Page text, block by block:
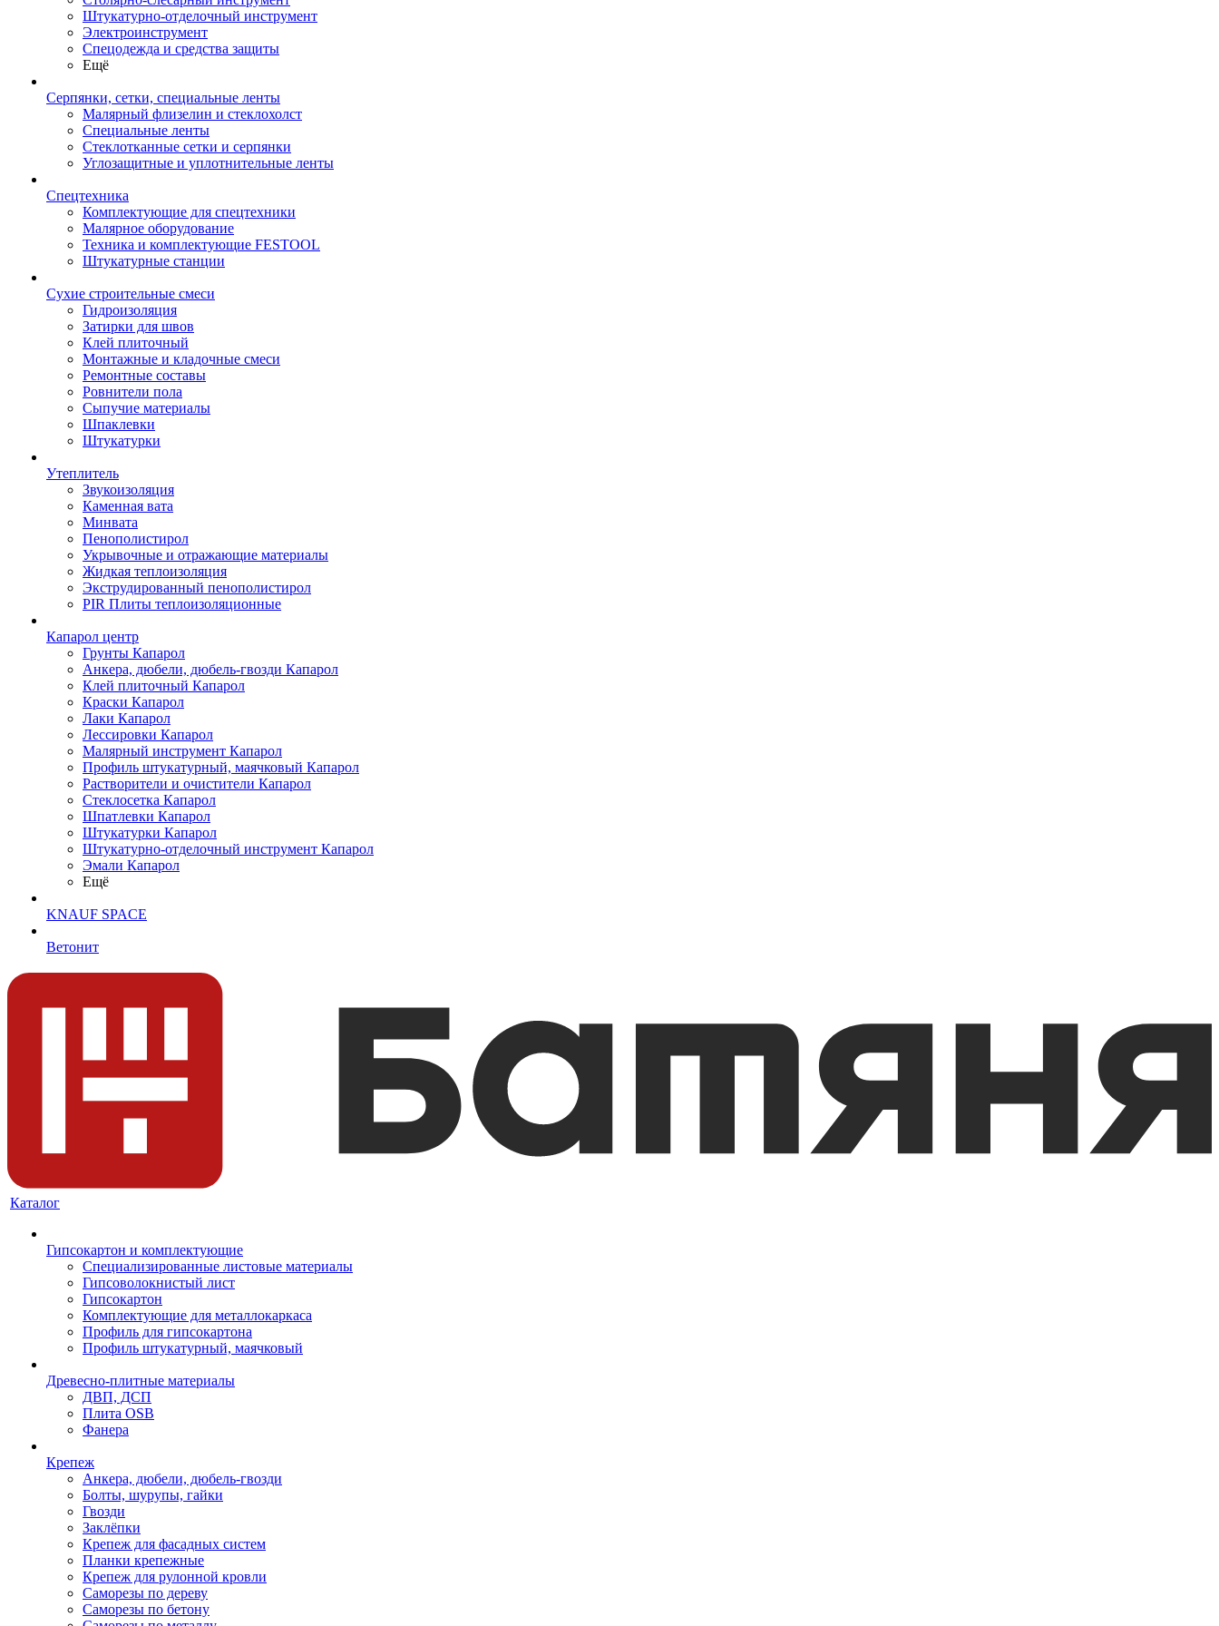
Штукатурно-отделочный инструмент
Электроинструмент
Спецодежда и средства защиты
Ещё
Серпянки, сетки, специальные ленты
Малярный флизелин и стеклохолст
Специальные ленты
Стеклотканные сетки и серпянки
Углозащитные и уплотнительные ленты
Спецтехника
Комплектующие для спецтехники
Малярное оборудование
Техника и комплектующие FESTOOL
Штукатурные станции
Сухие строительные смеси
Гидроизоляция
Затирки для швов
Клей плиточный
Монтажные и кладочные смеси
Ремонтные составы
Ровнители пола
Сыпучие материалы
Шпаклевки
Штукатурки
Утеплитель
Звукоизоляция
Каменная вата
Минвата
Пенополистирол
Укрывочные и отражающие материалы
Жидкая теплоизоляция
Экструдированный пенополистирол
PIR Плиты теплоизоляционные
Капарол центр
Грунты Капарол
Анкера, дюбели, дюбель-гвозди Капарол
Клей плиточный Капарол
Краски Капарол
Лаки Капарол
Лессировки Капарол
Малярный инструмент Капарол
Профиль штукатурный, маячковый Капарол
Растворители и очистители Капарол
Cтеклосетка Капарол
Шпатлевки Капарол
Штукатурки Капарол
Штукатурно-отделочный инструмент Капарол
Эмали Капарол
Ещё
KNAUF SPACE
Ветонит
Каталог
Гипсокартон и комплектующие
Специализированные листовые материалы
Гипсоволокнистый лист
Гипсокартон
Комплектующие для металлокаркаса
Профиль для гипсокартона
Профиль штукатурный, маячковый
Древесно-плитные материалы
ДВП, ДСП
Плита OSB
Фанера
Крепеж
Анкера, дюбели, дюбель-гвозди
Болты, шурупы, гайки
Гвозди
Заклёпки
Крепеж для фасадных систем
Планки крепежные
Крепеж для рулонной кровли
Саморезы по дереву
Саморезы по бетону